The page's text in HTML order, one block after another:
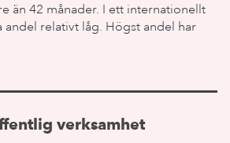
än 42 månader. I ett internationellt
andel relativt låg. Högst andel har
verksamhet